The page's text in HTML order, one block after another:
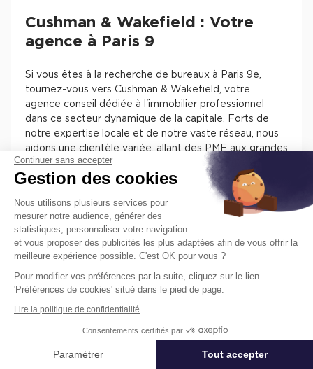
Affiner ma recherche
Cushman & Wakefield : Votre
agence à Paris 9
Si vous êtes à la recherche de bureaux à Paris 9e,
tournez-vous vers Cushman & Wakefield, votre
agence conseil dédiée à l'immobilier professionnel
dans ce secteur dynamique de la capitale. Forts de
notre expertise locale et de notre vaste réseau, nous
aidons une clientèle variée, allant des PME aux grandes
groupes, à trouver le lieu idéal pour leurs activités dans
ce quartier animé et culturellement riche. Nos solutions
répondent précisément à vos exigences, notamment
une sélection diverse allant de bureaux modulables aux
espaces de coworking et postes individuels, avec des
options disponibles à chaque étage des immeubles, y
compris des solutions adaptées aux personnes à
Prenez contact avec nous pour explorer notre gamme
de bureaux disponibles à la location à Paris 9, que vous
d'un bureau privatif, ou d'une solution de coworking.
Nous proposons des immeubles équipés d'ascenseurs,
Continuer sans accepter
Gestion des cookies
Nous utilisons plusieurs services pour
mesurer notre audience, générer des
statistiques, personnaliser votre navigation
et vous proposer des publicités les plus adaptées afin de vous offrir la
meilleure expérience possible. C'est OK pour vous ?
Pour modifier vos préférences par la suite, cliquez sur le lien
'Préférences de cookies' situé dans le pied de page.
Lire la politique de confidentialité
Consentements certifiés par
Paramétrer Tout accepter